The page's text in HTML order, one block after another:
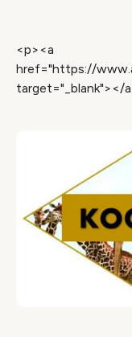
<p><a
href="https://
target="_blank"></